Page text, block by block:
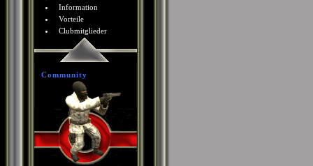
Information
Vorteile
Clubmitglieder
Community